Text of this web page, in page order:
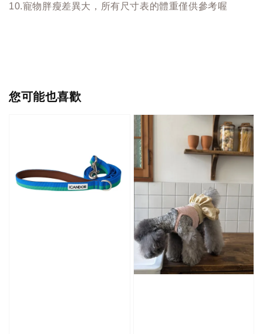
10.寵物胖瘦差異大，所有尺寸表的體重僅供參考喔
您可能也喜歡